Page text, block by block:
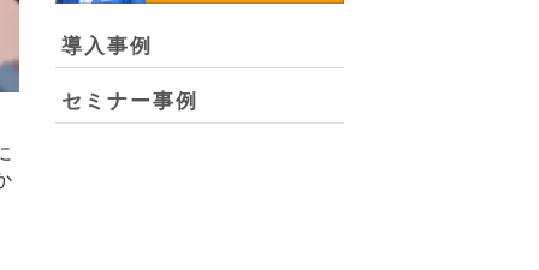
導入事例
セミナー事例